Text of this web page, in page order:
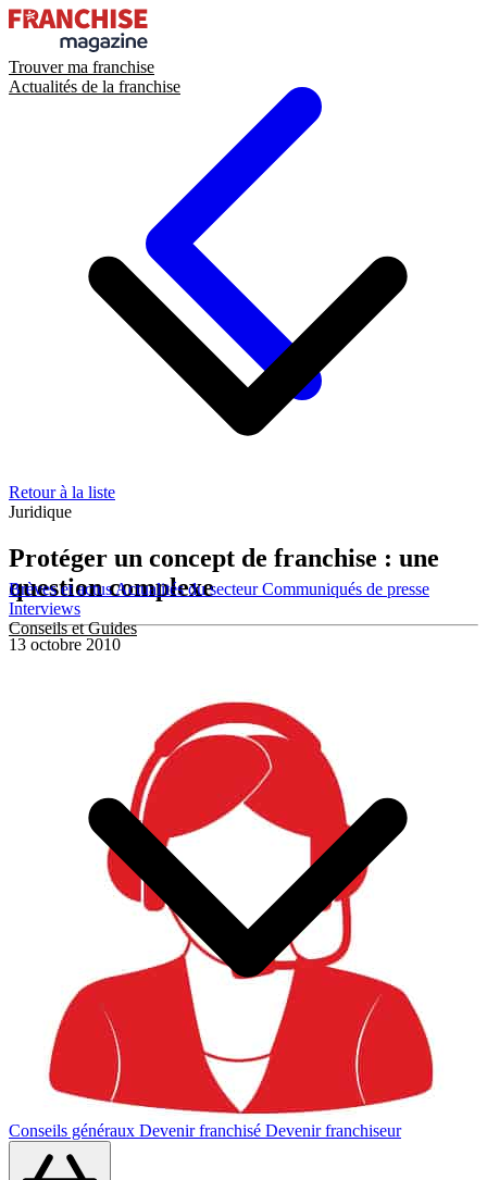
Trouver ma franchise
Actualités de la franchise
Brèves et actusActualités du secteurCommuniqués de presse
Interviews
Conseils et Guides
Conseils généraux Devenir franchisé Devenir franchiseur
Retour à la liste
Juridique
Protéger un concept de franchise : une
question complexe
13 octobre 2010